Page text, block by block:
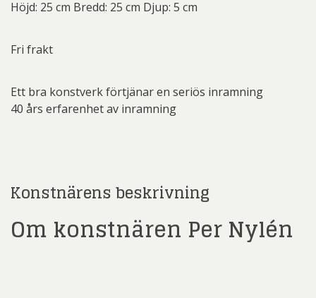
Höjd: 25 cm Bredd: 25 cm Djup: 5 cm
Fri frakt
Ett bra konstverk förtjänar en seriös inramning
40 års erfarenhet av inramning
Konstnärens beskrivning
Om konstnären Per Nylén